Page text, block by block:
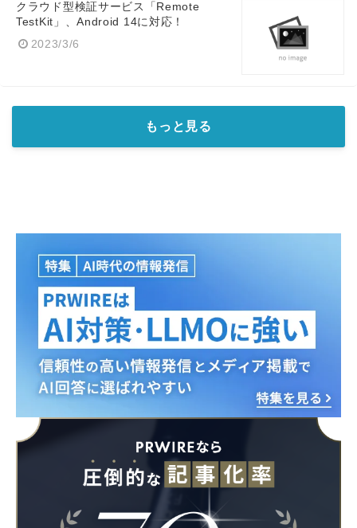
クラウド型検証サービス「Remote
TestKit」、Android 14に対応！
2023/3/6
もっと見る